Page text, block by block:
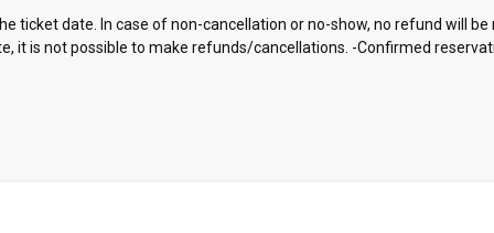
ticket date. In case of non-cancellation or no-show, no refund will be
it is not possible to make refunds/cancellations. -Confirmed